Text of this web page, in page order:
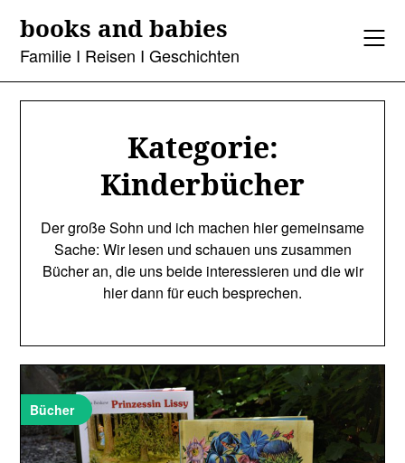
content
books and babies
Familie I Reisen I Geschichten
Kategorie:
Kinderbücher
Der große Sohn und ich machen hier gemeinsame
Sache: Wir lesen und schauen uns zusammen
Bücher an, die uns beide interessieren und die wir
hier dann für euch besprechen.
Bücher